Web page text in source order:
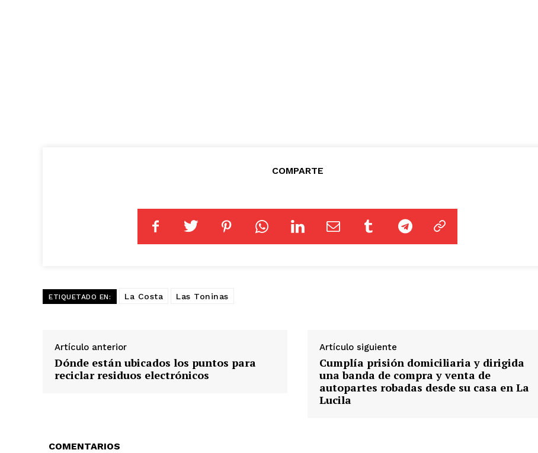
COMPARTE
ETIQUETADO EN: La Costa Las Toninas
Artículo anterior
Dónde están ubicados los puntos para
reciclar residuos electrónicos
Artículo siguiente
Cumplía prisión domiciliaria y dirigida
una banda de compra y venta de
autopartes robadas desde su casa en La
Lucila
COMENTARIOS